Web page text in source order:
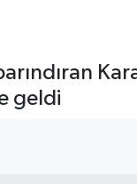
geldi